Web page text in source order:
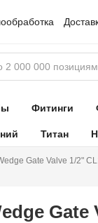
Фитинги
Титан
Gate Valve 1/2"
Gate